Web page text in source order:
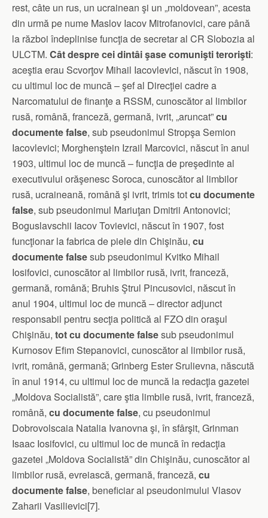
rest, câte un rus, un ucrainean şi un „moldovean”, acesta
din urmă pe nume Maslov Iacov Mitrofanovici, care până
la război îndeplinise funcţia de secretar al CR Slobozia al
ULCTM. Cât despre cei dintâi şasecomunişti terorişti:
aceştia erau Scvorţov Mihail Iacovlevici, născut în 1908,
cu ultimul loc de muncă – şef al Direcţiei cadre a
Narcomatului de finanţe a RSSM, cunoscător al limbilor
rusă, română, franceză, germană, ivrit, „aruncat”cu
documente false, sub pseudonimul Stropşa Semion
Iacovlevici; Morghenştein Izrail Marcovici, născut în anul
1903, ultimul loc de muncă – funcţia de preşedinte al
executivului orăşenesc Soroca, cunoscător al limbilor
rusă, ucraineană, română şi ivrit, trimis totcu documente
false, sub pseudonimul Mariuţan Dmitrii Antonovici;
Boguslavschii Iacov Tovievici, născut în 1907, fost
funcţionar la fabrica de piele din Chişinău, cu
documente falsesub pseudonimul Kvitko Mihail
Iosifovici, cunoscător al limbilor rusă, ivrit, franceză,
germană, română; Bruhis Ştrul Pincusovici, născut în
anul 1904, ultimul loc de muncă – director adjunct
responsabil pentru secţia politică al FZO din oraşul
Chişinău, tot cu documente falsesub pseudonimul
Kurnosov Efim Stepanovici, cunoscător al limbilor rusă,
ivrit, română, germană; Grinberg Ester Srulievna, născută
în anul 1914, cu ultimul loc de muncă la redacţia gazetei
„Moldova Socialistă”, care ştia limbile rusă, ivrit, franceză,
română, cu documentefalse, cu pseudonimul
Dobrovolscaia Natalia Ivanovna şi, în sfârşit, Grinman
Isaac Iosifovici, cu ultimul loc de muncă în redacţia
gazetei „Moldova Socialistă” din Chişinău, cunoscător al
limbilor rusă, evreiască, germană, franceză, cu
documente false, beneficiar al pseudonimului Vlasov
Zaharii Vasilievici[7].